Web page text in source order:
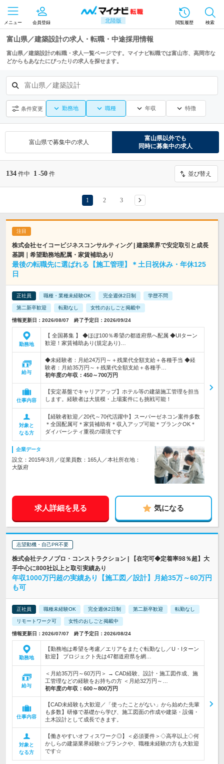
北陸版
メニュー 会員登録 閲覧履歴 検索
富山県／建築設計の求人・転職・中途採用情報
富山県／建築設計の転職・求人一覧ページです。マイナビ転職では富山市、高岡市な
どからもあなたにぴったりの求人を探せます。
富山県／建築設計
条件変更 勤務地 職種 年収 特徴
富山県で募集中の求人
富山県以外でも
同時に募集中の求人
134 件中 1 -50 件 並び替え
1 2 3
株式会社セイコービジネスコンサルティング | 建築業界で安定取引と成長
基調｜希望勤務地配属・家賃補助あり
最後の転職先に選ばれる【施工管理】＊土日祝休み・年休125
日
正社員 職種・業種未経験OK 完全週休2日制 学歴不問
第二新卒歓迎 転勤なし 女性のおしごと掲載中
情報更新日：2026/08/07 終了予定日：2026/09/24
勤務地
【 全国募集 】 ◆ほぼ100％希望の都道府県へ配属 ◆UIターン
歓迎！家賃補助あり(規定あり)…
給与
◆未経験者：月給24万円～＋残業代全額支給＋各種手当 ◆経
験者：月給35万円～＋残業代全額支給＋各種手…
初年度の年収： 450～700万円
仕事内容
【安定基盤でキャリアアップ】ホテル等の建築施工管理を担当
します。経験者は大規模・上場案件にも挑戦可能！
対象と
なる方
【経験者歓迎／20代～70代活躍中】スーパーゼネコン案件多数
＊全国配属可＊家賃補助有＊収入アップ可能＊ブランクOK＊
ダイバーシティ重視の環境です
企業データ
設立：2015年3月／従業員数：165人／本社所在地：
大阪府
求人詳細を見る 気になる
志望動機・自己PR不要
株式会社テクノプロ・コンストラクション | 【在宅可◆定着率98％超】大
手中心に800社以上と取引実績あり
年収1000万円超の実績あり【施工図／設計】月給35万～60万円
も可
正社員 職種未経験OK 完全週休2日制 第二新卒歓迎 転勤なし
リモートワーク可 女性のおしごと掲載中
情報更新日：2026/07/07 終了予定日：2026/08/24
勤務地
【勤務地は希望を考慮／エリアをまたぐ転勤なし／U・Iターン
歓迎】 プロジェクト先は47都道府県を網…
給与
＜月給35万円～60万円＞ → CAD経験、設計・施工図作成、施
工管理などの経験をお持ちの方 ＜月給32万円～…
初年度の年収： 600～800万円
仕事内容
【CAD未経験も大歓迎／「使ったことがない」から始めた先輩
も多数】研修で基礎から学び、施工図面の作成や建築・設備・
土木設計として成長できます。
対象と
なる方
【働きやすいオフィスワーク◎】＜必須要件＞◇高卒以上◇何
かしらの建築業界経験☆ブランクや、職種未経験の方も大歓迎
です☆